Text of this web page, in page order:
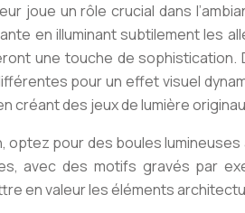
joue un rôle crucial dans
en illuminant subtilement les
une touche de sophistication.
pour un effet visuel
créant des jeux de lumière
optez pour des boules
avec des motifs gravés par
en valeur les éléments